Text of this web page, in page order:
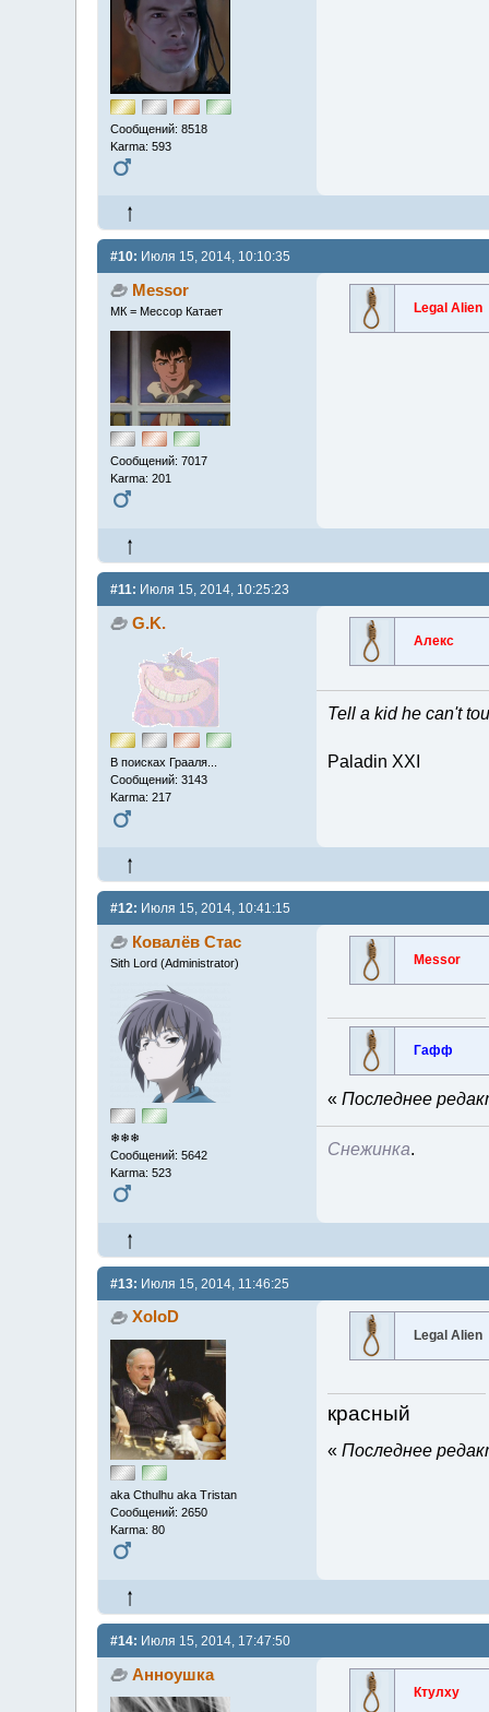
Сообщений: 8518
Karma: 593
#10: Июля 15, 2014, 10:10:35
Messor
МК = Мессор Катает
Сообщений: 7017
Karma: 201
Legal Alien
#11: Июля 15, 2014, 10:25:23
G.K.
В поисках Грааля...
Сообщений: 3143
Karma: 217
Алекс
Tell a kid he can't
Paladin XXI
#12: Июля 15, 2014, 10:41:15
Ковалёв Стас
Sith Lord (Administrator)
❄❄❄
Сообщений: 5642
Karma: 523
Messor
Гафф
« Последнее
Снежинка.
#13: Июля 15, 2014, 11:46:25
XoloD
aka Cthulhu aka Tristan
Сообщений: 2650
Karma: 80
Legal Alien
красный
« Последнее
#14: Июля 15, 2014, 17:47:50
Анноушка
Ктулху